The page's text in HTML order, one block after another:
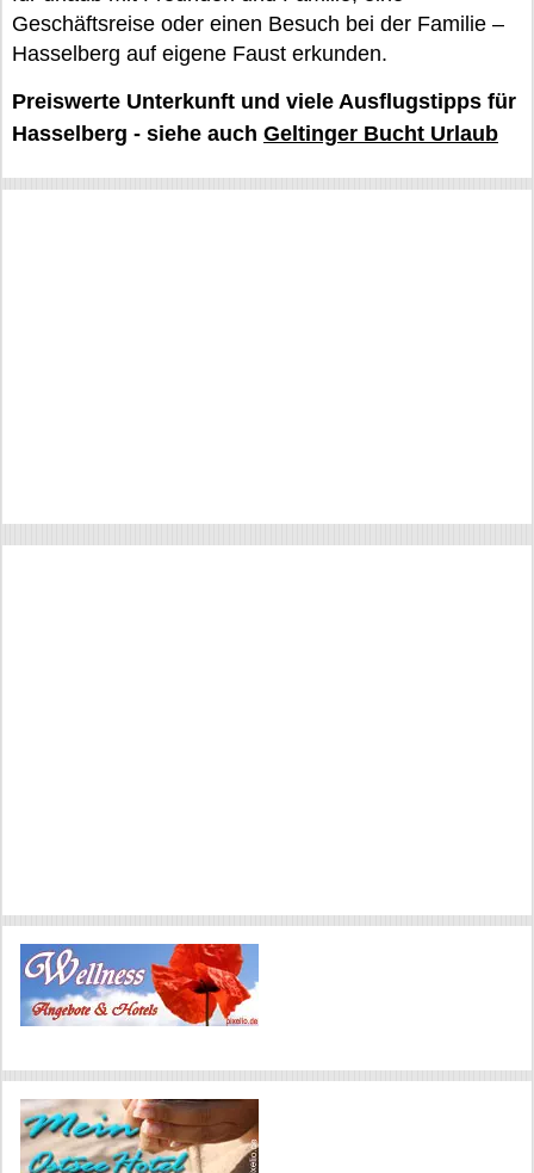
Geschäftsreise oder einen Besuch bei der Familie –
Hasselberg auf eigene Faust erkunden.
Preiswerte Unterkunft und viele Ausflugstipps für
Hasselberg - siehe auch Geltinger Bucht Urlaub